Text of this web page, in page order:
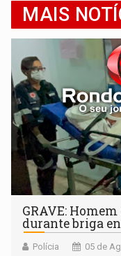
MAIS
GRAVE:
durante briga
Polícia 05 de